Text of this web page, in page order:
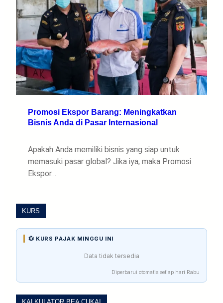
Promosi Ekspor Barang: Meningkatkan
Bisnis Anda di Pasar Internasional
Apakah Anda memiliki bisnis yang siap untuk
memasuki pasar global? Jika iya, maka Promosi
Ekspor…
KURS
💱 KURS PAJAK MINGGU INI
Data tidak tersedia
Diperbarui otomatis setiap hari Rabu